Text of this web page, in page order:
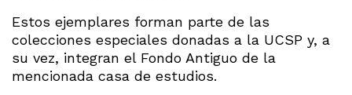
Estos ejemplares forman parte de las
colecciones especiales donadas a la UCSP y, a
su vez, integran el Fondo Antiguo de la
mencionada casa de estudios.